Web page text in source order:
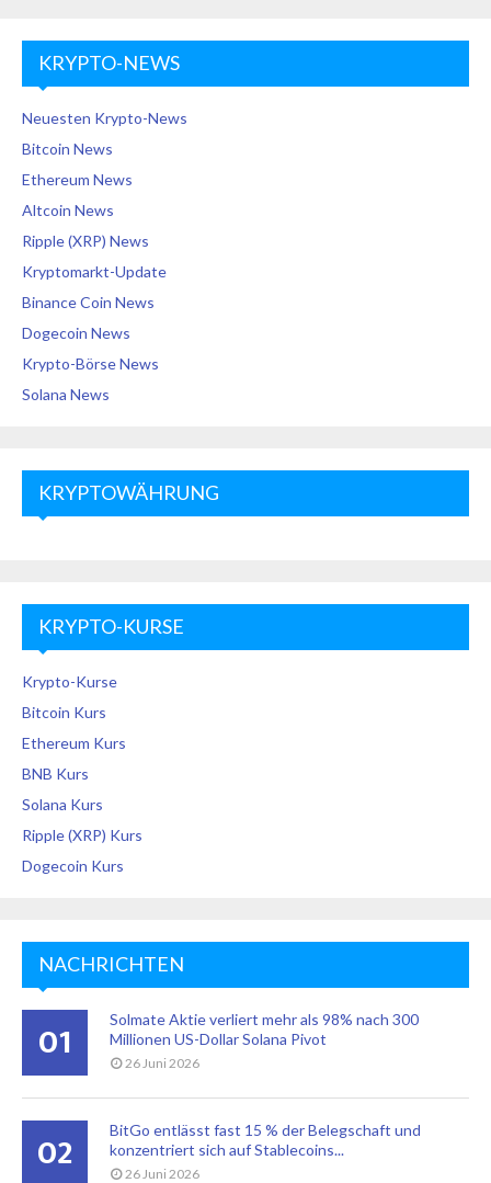
KRYPTO-NEWS
Neuesten Krypto-News
Bitcoin News
Ethereum News
Altcoin News
Ripple (XRP) News
Kryptomarkt-Update
Binance Coin News
Dogecoin News
Krypto-Börse News
Solana News
KRYPTOWÄHRUNG
KRYPTO-KURSE
Krypto-Kurse
Bitcoin Kurs
Ethereum Kurs
BNB Kurs
Solana Kurs
Ripple (XRP) Kurs
Dogecoin Kurs
NACHRICHTEN
01
Solmate Aktie verliert mehr als 98% nach 300
Millionen US-Dollar Solana Pivot
26 Juni 2026
02
BitGo entlässt fast 15 % der Belegschaft und
konzentriert sich auf Stablecoins...
26 Juni 2026